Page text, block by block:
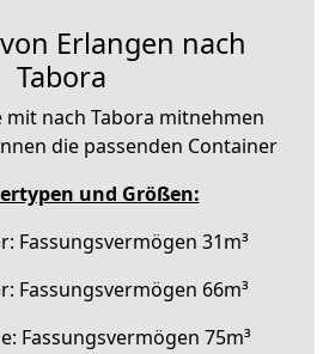
Erlangen nach
Tabora
mit nach Tabora mitnehmen
die passenden Container
und Größen:
Fassungsvermögen 31m³
Fassungsvermögen 66m³
Fassungsvermögen 75m³